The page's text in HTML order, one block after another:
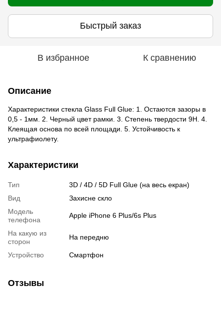
Быстрый заказ
В избранное К сравнению
Описание
Характеристики стекла Glass Full Glue: 1. Остаются зазоры в
0,5 - 1мм. 2. Черный цвет рамки. 3. Степень твердости 9H. 4.
Клеящая основа по всей площади. 5. Устойчивость к
ультрафиолету.
Характеристики
Тип
3D / 4D / 5D Full Glue (на весь екран)
Вид
Захисне скло
Модель
телефона
Apple iPhone 6 Plus/6s Plus
На какую из
сторон
На передню
Устройство Смартфон
Отзывы